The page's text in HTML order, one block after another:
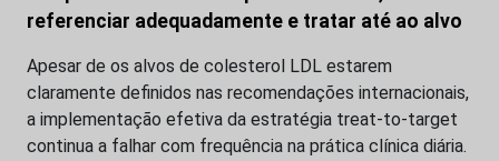
referenciar adequadamente e tratar até ao alvo
Apesar de os alvos de colesterol LDL estarem
claramente definidos nas recomendações internacionais,
a implementação efetiva da estratégia treat-to-target
continua a falhar com frequência na prática clínica diária.